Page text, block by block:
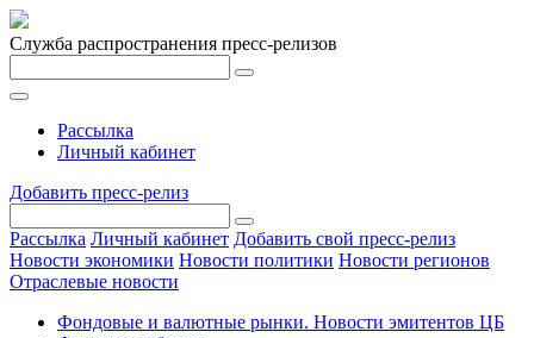
Служба распространения пресс-релизов
Рассылка
Личный кабинет
Добавить пресс-релиз
Рассылка Личный кабинет Добавить свой пресс-релиз
Новости экономики Новости политики Новости регионов
Отраслевые новости
Фондовые и валютные рынки. Новости эмитентов ЦБ